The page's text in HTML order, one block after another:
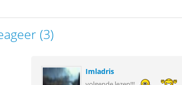
(3)
Imladris